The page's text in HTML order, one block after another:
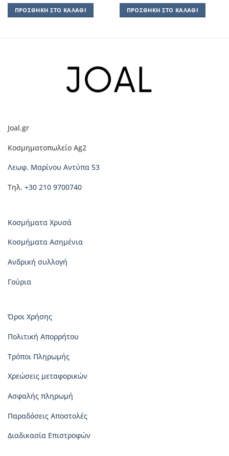
ΠΡΟΣΘΉΚΗ ΣΤΟ ΚΑΛΆΘΙ ΠΡΟΣΘΉΚΗ ΣΤΟ ΚΑΛΆΘΙ
Joal.gr
Κοσμηματοπωλείο Ag2
Λεωφ. Μαρίνου Αντύπα 53
Τηλ. +30 210 9700740
Κοσμήματα Χρυσά
Κοσμήματα Ασημένια
Ανδρική συλλογή
Γούρια
Όροι Χρήσης
Πολιτική Απορρήτου
Τρόποι Πληρωμής
Χρεώσεις μεταφορικών
Ασφαλής πληρωμή
Παραδόσεις Αποστολές
Διαδικασία Επιστροφών